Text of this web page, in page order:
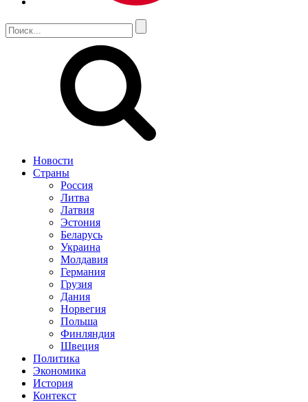
Новости
Страны
Россия
Литва
Латвия
Эстония
Беларусь
Украина
Молдавия
Германия
Грузия
Дания
Норвегия
Польша
Финляндия
Швеция
Политика
Экономика
История
Контекст